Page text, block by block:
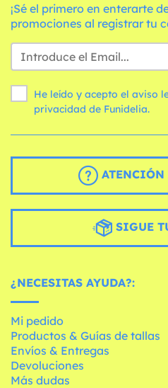
¡Sé el primero en enterarte
promociones al registrar tu
He leído y acepto el aviso
privacidad de Funidelia.
SIGUE
¿NECESITAS AYUDA?:
Mi pedido
Productos & Guías de tallas
Envíos & Entregas
Devoluciones
Más dudas